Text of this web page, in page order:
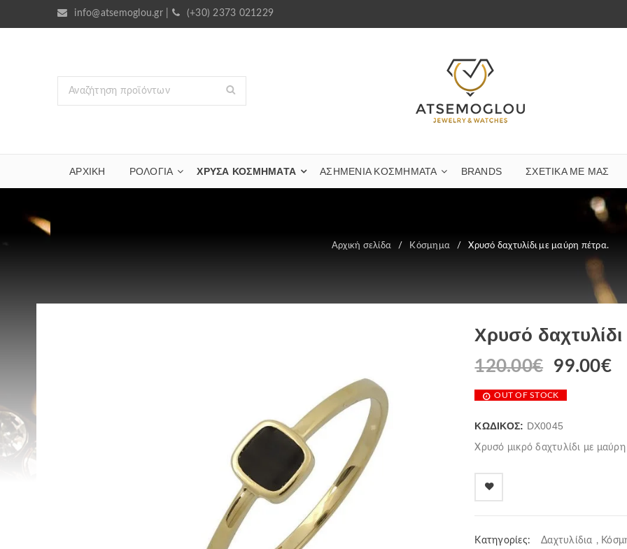
info@atsemoglou.gr| (+30) 2373 021229
ΑΡΧΙΚΗ ΡΟΛΟΓΙΑ ΧΡΥΣΆ ΚΟΣΜΉΜΑΤΑ ΑΣΗΜΈΝΙΑ ΚΟΣΜΉΜΑΤΑ BRANDS ΣΧΕΤΙΚΆ ΜΕ ΜΑΣ
Αρχική σελίδα / Κόσμημα / Χρυσό δαχτυλίδι με μαύρη πέτρα.
Χρυσό
120.00€ 99.00€
OUT OF STOCK
ΚΩΔΙΚΌΣ: DX0045
Χρυσό μικρό δαχτυλίδι με
Κατηγορίες: Δαχτυλίδια ,